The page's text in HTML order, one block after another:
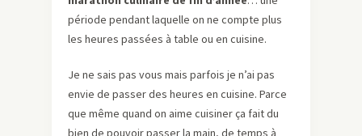
période pendant laquelle on ne compte plus
les heures passées à table ou en cuisine.
Je ne sais pas vous mais parfois je n’ai pas
envie de passer des heures en cuisine. Parce
que même quand on aime cuisiner ça fait du
bien de pouvoir passer la main, de temps à